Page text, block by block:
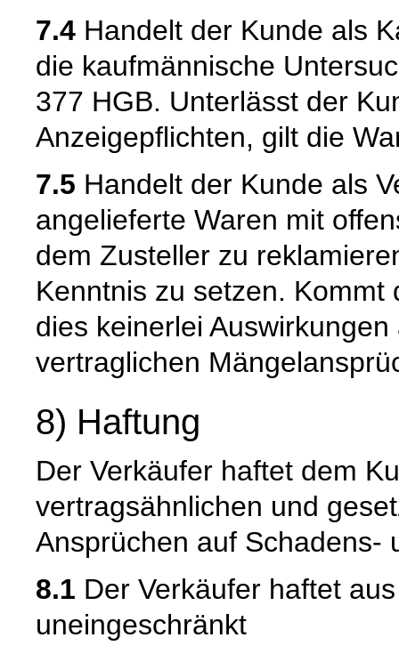
7.4 Handelt der Kunde als
die kaufmännische
377 HGB. Unterlässt der
Anzeigepflichten, gilt die
7.5 Handelt der Kunde als
angelieferte Waren mit
dem Zusteller zu
Kenntnis zu setzen.
dies keinerlei
vertraglichen
8) Haftung
Der Verkäufer haftet dem
vertragsähnlichen und
Ansprüchen auf Schadens-
8.1 Der Verkäufer haftet
uneingeschränkt